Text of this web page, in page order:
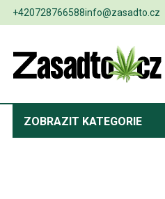
+420728766588info@zasadto.cz
ZOBRAZIT KATEGORIE